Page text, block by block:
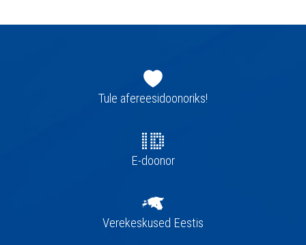
navigatsioonTule afereesidoonoriks!
E-doonor
Verekeskused Eestis